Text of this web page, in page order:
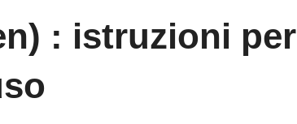
: istruzioni per